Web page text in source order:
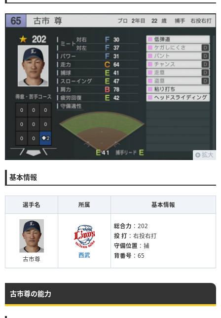
拡大
基本情報
選手名 所属 基本情報
古市尊
西武
総合力 ：202
投 打 ：右投右打
守備位置 ：捕
背番号 ：65
古市尊の能力